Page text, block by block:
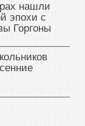
нашли
эпохи с
Горгоны